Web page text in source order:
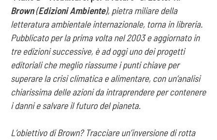
Brown(Edizioni Ambiente), pietra miliare della
letteratura ambientale internazionale, torna in libreria.
Pubblicato per la prima volta nel 2003 e aggiornato in
tre edizioni successive, è ad oggi uno dei progetti
editoriali che meglio riassume i punti chiave per
superare la crisi climatica e alimentare, con un’analisi
chiarissima delle azioni da intraprendere per contenere
i danni e salvare il futuro del pianeta.
L’obiettivo di Brown? Tracciare un’inversione di rotta